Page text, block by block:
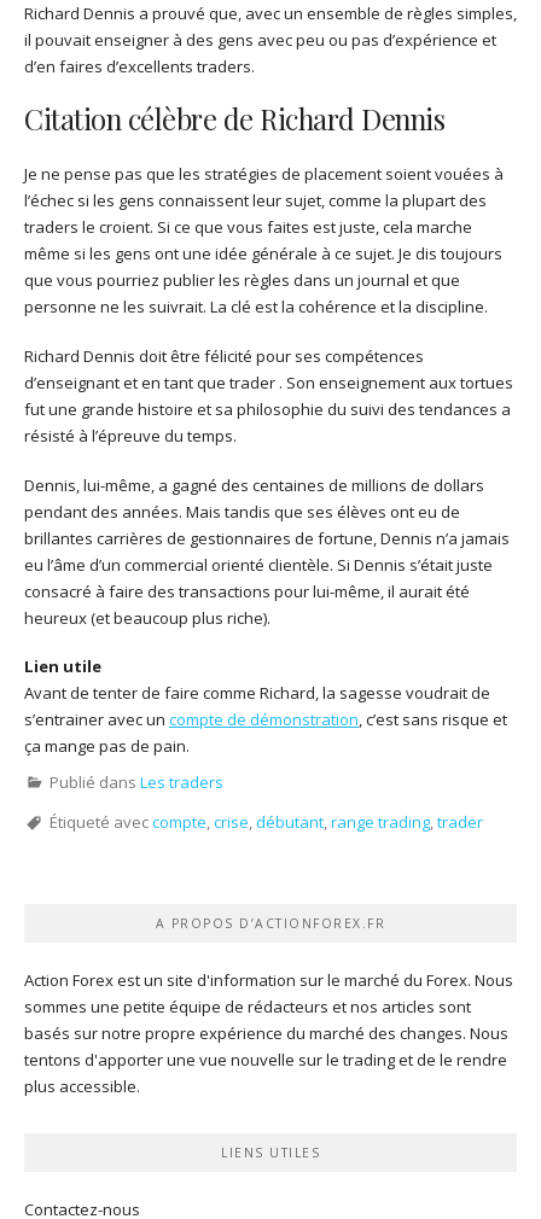
Richard Dennis a prouvé que, avec un ensemble de règles simples,
il pouvait enseigner à des gens avec peu ou pas d’expérience et
d’en faires d’excellents traders.
Citation célèbre de Richard Dennis
Je ne pense pas que les stratégies de placement soient vouées à
l’échec si les gens connaissent leur sujet, comme la plupart des
traders le croient. Si ce que vous faites est juste, cela marche
même si les gens ont une idée générale à ce sujet. Je dis toujours
que vous pourriez publier les règles dans un journal et que
personne ne les suivrait. La clé est la cohérence et la discipline.
Richard Dennis doit être félicité pour ses compétences
d’enseignant et en tant que trader . Son enseignement aux tortues
fut une grande histoire et sa philosophie du suivi des tendances a
résisté à l’épreuve du temps.
Dennis, lui-même, a gagné des centaines de millions de dollars
pendant des années. Mais tandis que ses élèves ont eu de
brillantes carrières de gestionnaires de fortune, Dennis n’a jamais
eu l’âme d’un commercial orienté clientèle. Si Dennis s’était juste
consacré à faire des transactions pour lui-même, il aurait été
heureux (et beaucoup plus riche).
Lien utile
Avant de tenter de faire comme Richard, la sagesse voudrait de
s’entrainer avec un compte de démonstration, c’est sans risque et
ça mange pas de pain.
Publié dans Les traders
Étiqueté aveccompte,crise,débutant,range trading,trader
A PROPOS D’ACTIONFOREX.FR
Action Forex est un site d'information sur le marché du Forex. Nous
sommes une petite équipe de rédacteurs et nos articles sont
basés sur notre propre expérience du marché des changes. Nous
tentons d'apporter une vue nouvelle sur le trading et de le rendre
plus accessible.
LIENS UTILES
Contactez-nous